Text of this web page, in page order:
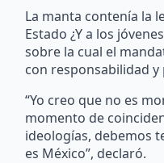
La manta contenía la
Estado ¿Y a los
sobre la cual el
con responsabilidad
“Yo creo que no es
momento de
ideologías, debemos
es México”, declaró.